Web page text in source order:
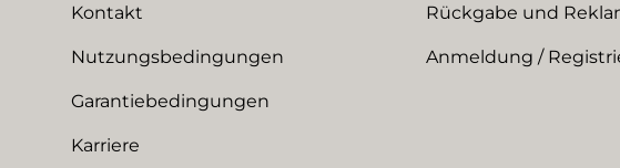
Kontakt
Nutzungsbedingungen
Garantiebedingungen
Karriere
Rückgabe und
Anmeldung /